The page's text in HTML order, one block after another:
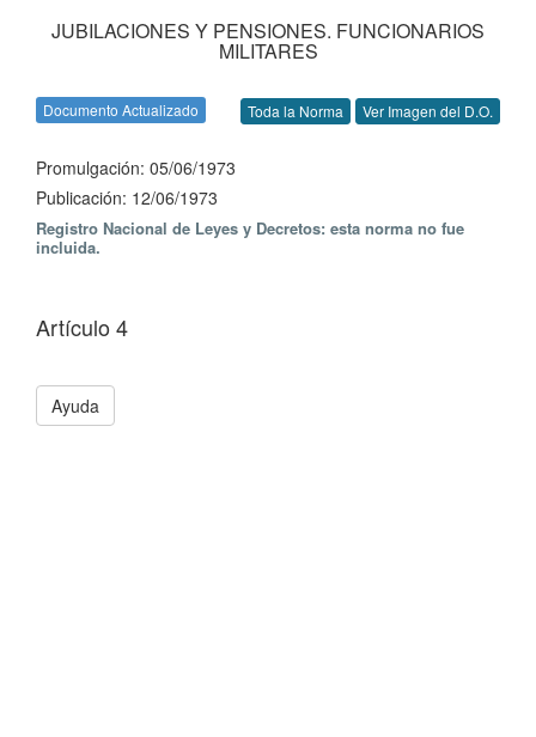
JUBILACIONES Y PENSIONES. FUNCIONARIOS
MILITARES
Documento Actualizado Toda la Norma Ver Imagen del D.O.
Promulgación: 05/06/1973
Publicación: 12/06/1973
Registro Nacional de Leyes y Decretos: esta norma no fue
incluida.
Artículo 4
Ayuda